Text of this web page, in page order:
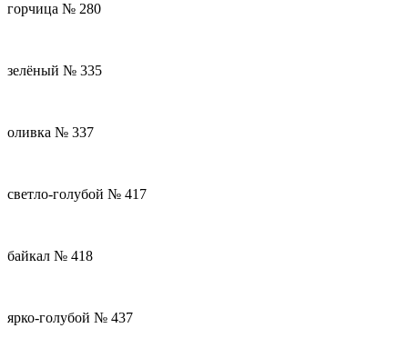
горчица № 280
зелёный № 335
оливка № 337
светло-голубой № 417
байкал № 418
ярко-голубой № 437